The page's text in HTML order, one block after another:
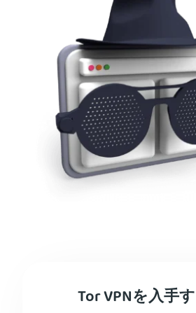
Tor VPNを入手